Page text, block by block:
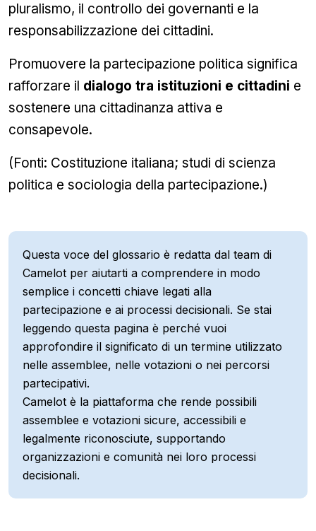
pluralismo, il controllo dei governanti e la
responsabilizzazione dei cittadini.
Promuovere la partecipazione politica significa
rafforzare il dialogo tra istituzioni e cittadini e
sostenere una cittadinanza attiva e
consapevole.
(Fonti: Costituzione italiana; studi di scienza
politica e sociologia della partecipazione.)
Questa voce del glossario è redatta dal team di
Camelot per aiutarti a comprendere in modo
semplice i concetti chiave legati alla
partecipazione e ai processi decisionali. Se stai
leggendo questa pagina è perché vuoi
approfondire il significato di un termine utilizzato
nelle assemblee, nelle votazioni o nei percorsi
partecipativi.
Camelot è la piattaforma che rende possibili
assemblee e votazioni sicure, accessibili e
legalmente riconosciute, supportando
organizzazioni e comunità nei loro processi
decisionali.